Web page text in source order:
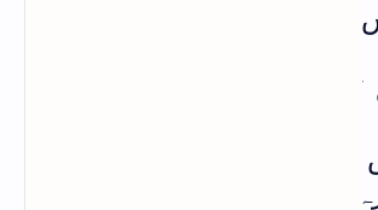
غالب نے کل کتنی
ہیں؟